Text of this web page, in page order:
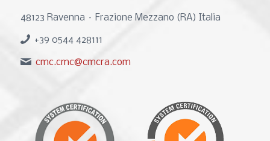
48123 Ravenna – Frazione Mezzano (RA) Italia
+39 0544 428111
cmc.cmc@cmcra.com